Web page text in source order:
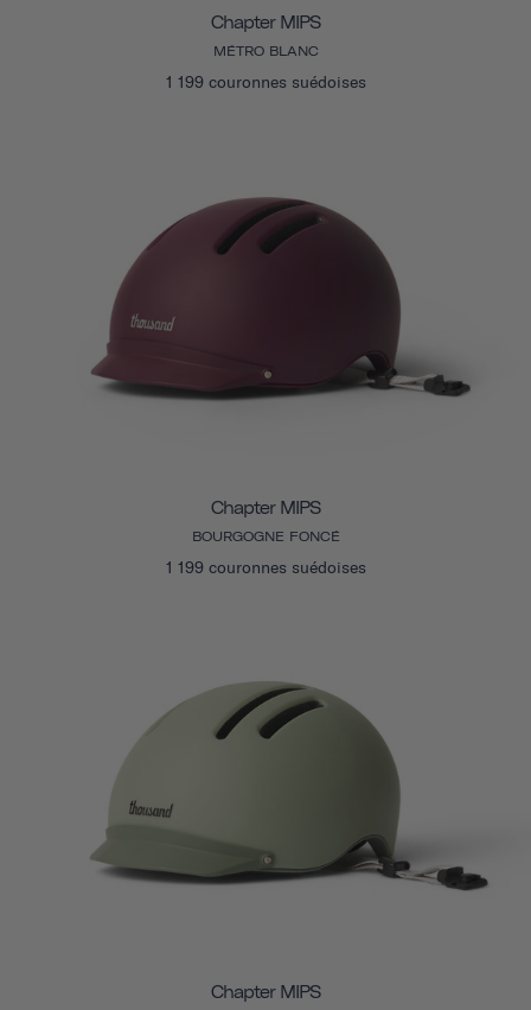
Chapter MIPS
MÉTRO BLANC
1 199 couronnes suédoises
Chapter MIPS
BOURGOGNE FONCÉ
1 199 couronnes suédoises
Chapter MIPS